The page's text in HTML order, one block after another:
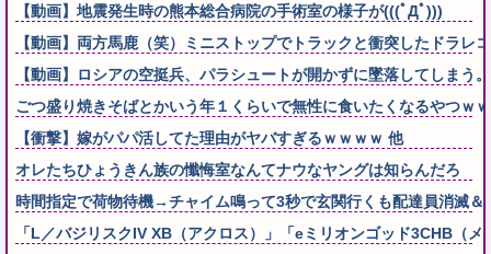
【動画】地震発生時の熊本総合病院の手術室の様子が(((ﾟДﾟ)))
【動画】両方馬鹿（笑）ミニストップでトラックと衝突したドラレ
【動画】ロシアの空挺兵、パラシュートが開かずに墜落してしまう。
ごつ盛り焼きそばとかいう年１くらいで無性に食いたくなるやつｗ
【衝撃】嫁がパパ活してた理由がヤバすぎるｗｗｗｗ 他
オレたちひょうきん族の懺悔室なんてナウなヤングは知らんだろ
時間指定で荷物待機→チャイム鳴って3秒で玄関行くも配達員消滅
「L／バジリスクIV XB（アクロス）」「eミリオンゴッド3CHB（